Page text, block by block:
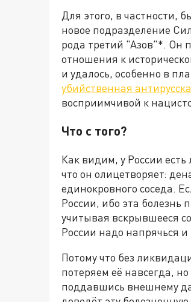
Для этого, в частности,
новое подразделение
рода третий "Азов"*. Он
отношения к
и удалось, особенно в
убийственная
восприимчивой к
Что с того?
Как видим, у России
что он олицетворяет:
единокровного соседа.
России, ибо эта
учитывая вскрывшееся
России надо напрячься и
Потому что без
потеряем её навсегда,
поддавшись внешнему